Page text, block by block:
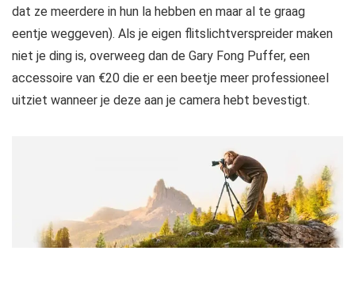
dat ze meerdere in hun la hebben en maar al te graag
eentje weggeven). Als je eigen flitslichtverspreider maken
niet je ding is, overweeg dan de Gary Fong Puffer, een
accessoire van €20 die er een beetje meer professioneel
uitziet wanneer je deze aan je camera hebt bevestigt.